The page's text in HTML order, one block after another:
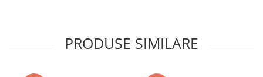
PRODUSE SIMILARE